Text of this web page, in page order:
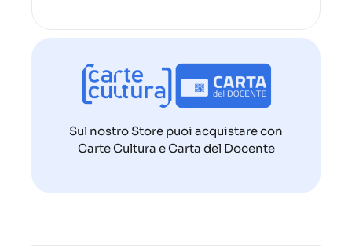
Sul nostro Store puoi acquistare con
Carte Cultura e Carta del Docente